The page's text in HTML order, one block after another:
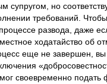
супругом, но
требований.
развода, даже
ходатайство об
еще не завершен,
своевременно